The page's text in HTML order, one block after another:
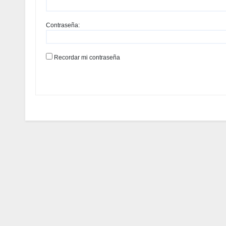
Contraseña:
Recordar mi contraseña